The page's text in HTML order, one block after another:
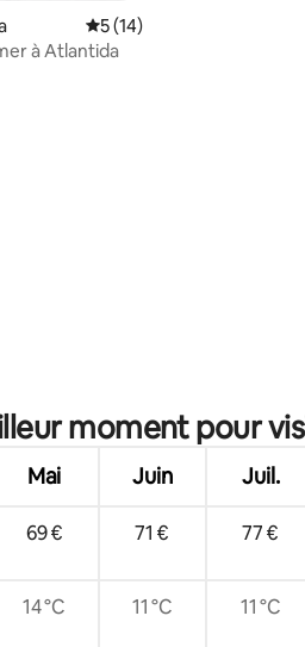
: 4,95 sur 5
Évaluation moyenne sur
5 (14)
à Atlantida
moment pour
Mai Juin Juil.
69 € 71 € 77 €
14 °C 11 °C 11 °C